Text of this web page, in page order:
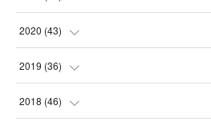
(6
(9
(6
(3
(3
(4
(1
(5
(5
2020 (43)
(5
(8
2019 (36)
(3
2018 (46)